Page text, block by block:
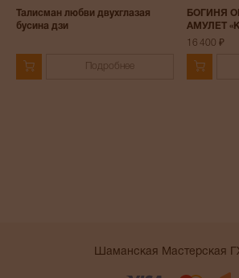
Талисман любви двухглазая
бусина дзи
Подробнее
БОГИНЯ
АМУЛЕТ
16 400 ₽
Шаманская Мастерская